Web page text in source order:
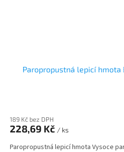
Paropropustná lepicí hmota
produktu
je
z
189 Kč bez DPH
228,69 Kč / ks
Paropropustná lepicí hmota Vysoce